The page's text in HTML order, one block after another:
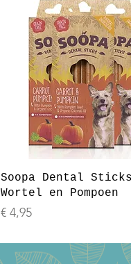
Soopa Dental
Wortel en Pompoen
Prijs
€ 4,95